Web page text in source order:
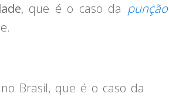
, que é o caso da punção
Brasil, que é o caso da